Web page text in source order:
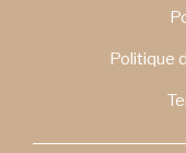
Politique